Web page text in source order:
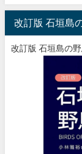
改訂版 石垣島
改訂版 石垣島の